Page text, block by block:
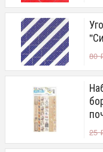
80
25